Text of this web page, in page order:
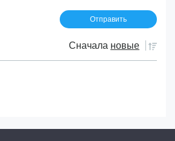
Сначала новые